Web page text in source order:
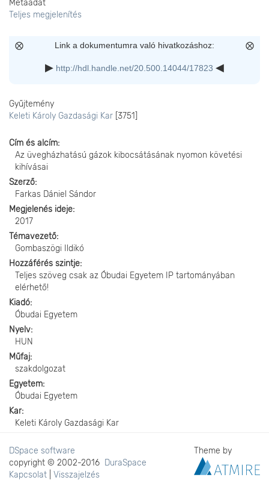
Metaadat
Teljes megjelenítés
Link a dokumentumra való hivatkozáshoz:
http://hdl.handle.net/20.500.14044/17823
Gyűjtemény
Keleti Károly Gazdasági Kar [3751]
Cím és alcím
Az üvegházhatású gázok kibocsátásának nyomon követési
kihívásai
Szerző
Farkas Dániel Sándor
Megjelenés ideje
2017
Témavezető
Gombaszögi Ildikó
Hozzáférés szintje
Teljes szöveg csak az Óbudai Egyetem IP tartományában
elérhető!
Kiadó
Óbudai Egyetem
Nyelv
HUN
Műfaj
szakdolgozat
Egyetem
Óbudai Egyetem
Kar
Keleti Károly Gazdasági Kar
DSpace software
copyright © 2002-2016 DuraSpace
Kapcsolat
Visszajelzés
Theme by